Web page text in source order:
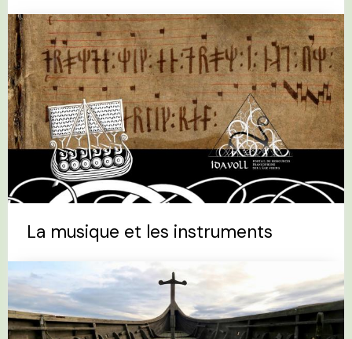
La musique et les instruments